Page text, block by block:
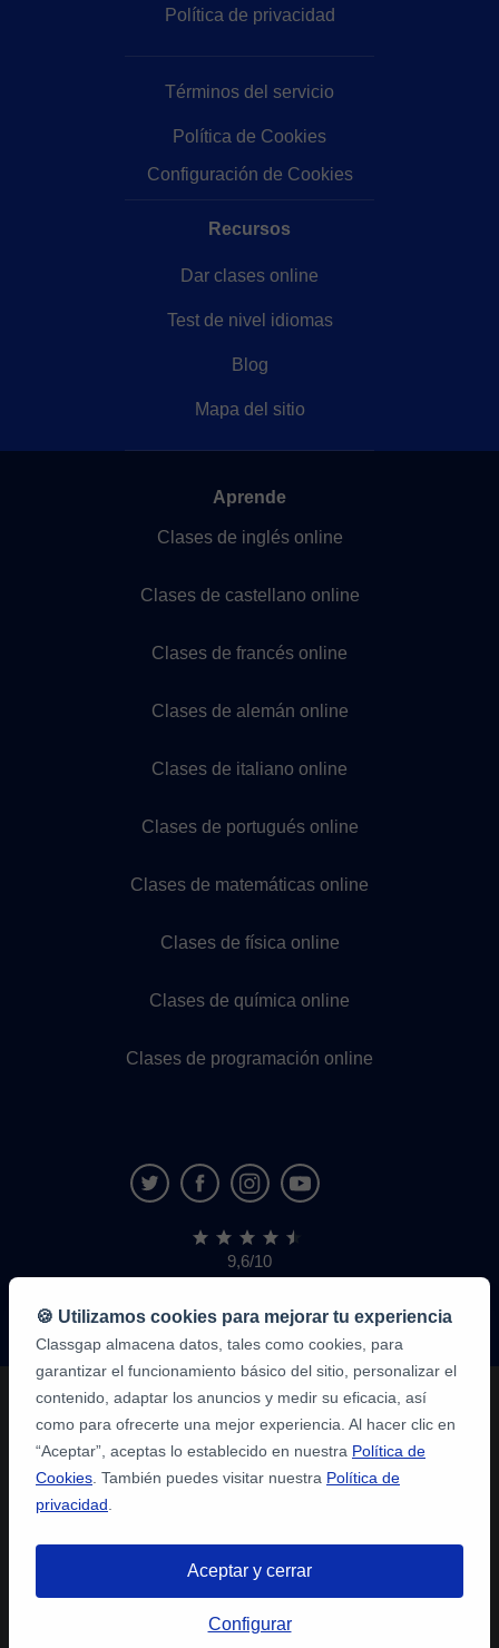
Política de privacidad
Términos del servicio
Política de Cookies
Configuración de Cookies
Recursos
Dar clases online
Test de nivel idiomas
Blog
Mapa del sitio
Aprende
Clases de inglés online
Clases de castellano online
Clases de francés online
Clases de alemán online
Clases de italiano online
Clases de portugués online
Clases de matemáticas online
Clases de física online
Clases de química online
Clases de programación online
9,6/10
1.339.316
de
alumnos
🍪 Utilizamos cookies para mejorar tu experiencia
Classgap almacena datos, tales como cookies, para
garantizar el funcionamiento básico del sitio, personalizar el
contenido, adaptar los anuncios y medir su eficacia, así
como para ofrecerte una mejor experiencia. Al hacer clic en
“Aceptar”, aceptas lo establecido en nuestra Política de
Cookies . También puedes visitar nuestra Política de
privacidad
Aceptar y cerrar
Configurar